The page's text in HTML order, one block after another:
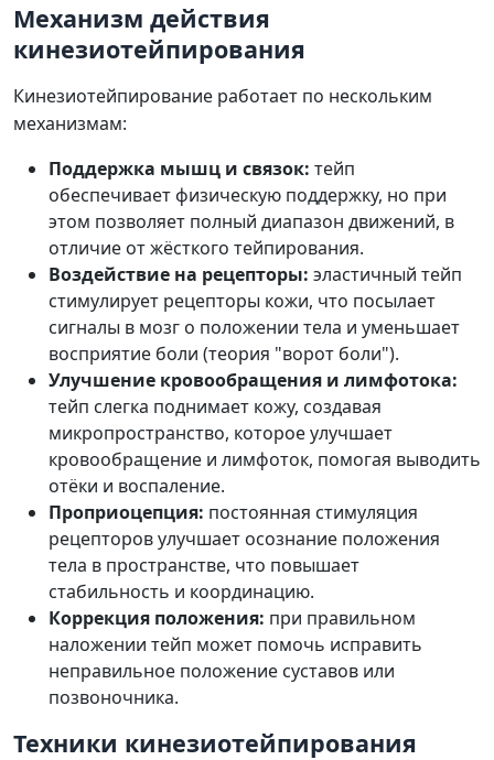
Механизм действия
кинезиотейпирования
Кинезиотейпирование работает по нескольким
механизмам:
Поддержка мышц и связок: тейп
обеспечивает физическую поддержку, но при
этом позволяет полный диапазон движений, в
отличие от жёсткого тейпирования.
Воздействие на рецепторы: эластичный тейп
стимулирует рецепторы кожи, что посылает
сигналы в мозг о положении тела и уменьшает
восприятие боли (теория "ворот боли").
Улучшение кровообращения и лимфотока:
тейп слегка поднимает кожу, создавая
микропространство, которое улучшает
кровообращение и лимфоток, помогая выводить
отёки и воспаление.
Проприоцепция: постоянная стимуляция
рецепторов улучшает осознание положения
тела в пространстве, что повышает
стабильность и координацию.
Коррекция положения: при правильном
наложении тейп может помочь исправить
неправильное положение суставов или
позвоночника.
Техники кинезиотейпирования